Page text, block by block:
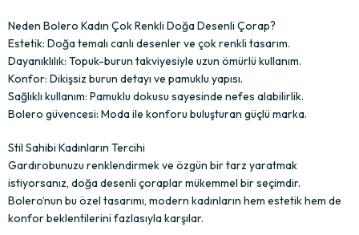
Neden Bolero Kadın Çok Renkli Doğa Desenli Çorap?
Estetik: Doğa temalı canlı desenler ve çok renkli tasarım.
Dayanıklılık: Topuk-burun takviyesiyle uzun ömürlü kullanım.
Konfor: Dikişsiz burun detayı ve pamuklu yapısı.
Sağlıklı kullanım: Pamuklu dokusu sayesinde nefes alabilirlik.
Bolero güvencesi: Moda ile konforu buluşturan güçlü marka.
Stil Sahibi Kadınların Tercihi
Gardırobunuzu renklendirmek ve özgün bir tarz yaratmak
istiyorsanız, doğa desenli çoraplar mükemmel bir seçimdir.
Bolero’nun bu özel tasarımı, modern kadınların hem estetik hem de
konfor beklentilerini fazlasıyla karşılar.